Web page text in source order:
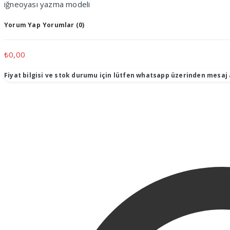
iğneoyası yazma modeli
Yorum Yap Yorumlar (0)
₺0,00
Fiyat bilgisi ve stok durumu için lütfen whatsapp üzerinden mesaj